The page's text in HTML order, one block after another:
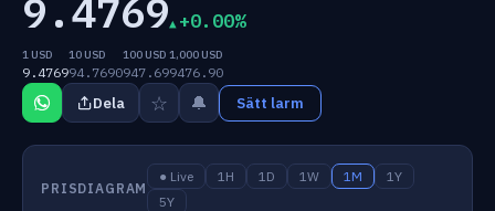
9.4769 +0.00%
1 USD
9.4769
10 USD
94.7690
100 USD
947.69
1,000 USD
9476.90
Dela ☆ 🔔 Sätt larm
PRISDIAGRAM
● Live 1H 1D 1W 1M
1Y
5Y